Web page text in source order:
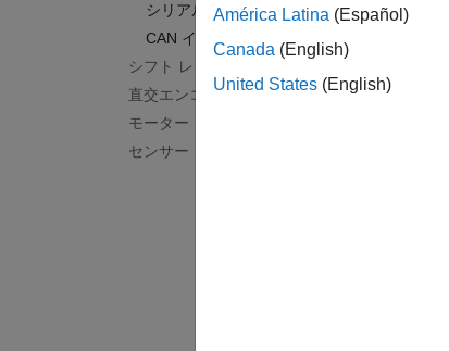
シリアル デバイス
CAN インターフェイス
シフト レジスタ
直交エンコーダー
モーター
センサー
América Latina (Español)
Canada (English)
United States (English)